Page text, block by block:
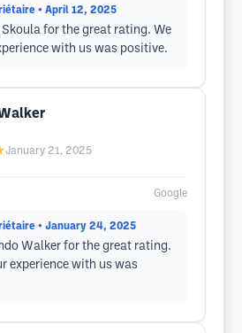
• April 12, 2025
Skoula for the great rating. We
with us was positive.
January 21, 2025
Google
• January 24, 2025
Walker for the great rating.
experience with us was